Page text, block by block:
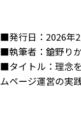
■発行日：2026年
■執筆者：鎗野り
■タイトル：理念
ムページ運営の実